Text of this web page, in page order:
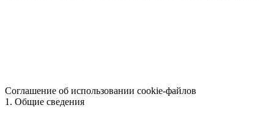
Соглашение об использовании cookie-файлов
1. Общие сведения